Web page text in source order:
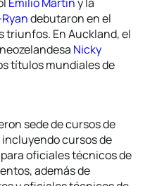
debutaron en el
triunfos. En Auckland, el
Nicky
títulos mundiales de
sede de cursos de
incluyendo cursos de
oficiales técnicos de
además de